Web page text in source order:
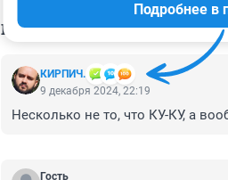
КОММЕНТАРИИ 6
КИРПИЧ.
Подробнее в
9 декабря 2024, 22:19
Несколько не то, что КУ-КУ, а
Гость